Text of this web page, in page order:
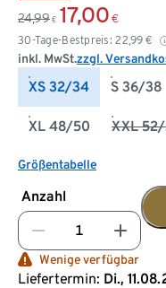
24,99 € 17,00 €
30-Tage-Bestpreis: 22,99 €
inkl. MwSt.zzgl.
XS 32/34 S 36/38
XL 48/50 XXL
Größentabelle
Anzahl
Wenige verfügbar
Liefertermin: Di.,